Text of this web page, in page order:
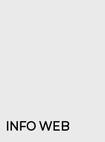
INFO WEB